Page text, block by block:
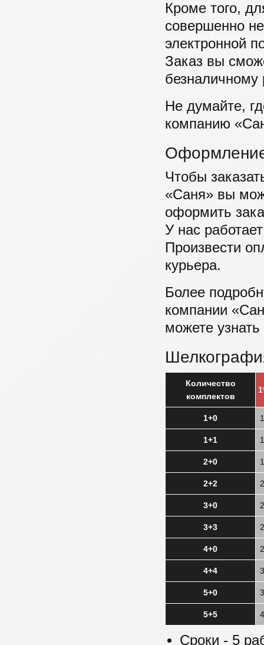
Кроме того,
совершенно
электронной
Заказ вы
безналичному
Не думайте,
компанию
Чтобы
«Саня» вы
оформить
У нас
Произвести
курьера.
Более
компании
можете
Количество
комплектов
1+0
1+1
2+0
2+2
3+0
3+3
4+0
4+4
5+0
5+5
Сроки - 5